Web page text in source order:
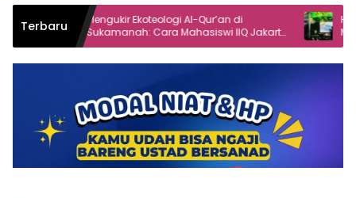
Terbaru
Mengukir Ekoteologi Al-Qur’an di
Sukamanah: Cara Mahasiswi IIQ Jakarta
Menjaga Bumi Jonggol
Haul Gus Dur
Masyarakat